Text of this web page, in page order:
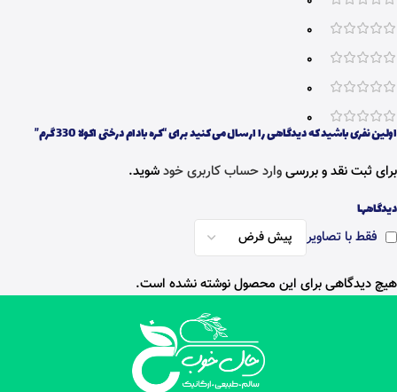
0
0
0
0
دیدگاهها
فقط با تصاویر
هیچ دیدگاهی برای این محصول نوشته نشده است.
اولین نفری باشید که دیدگاهی را ارسال می کنید برای “کره بادام درختی اکولا 330 گرم”
برای ثبت نقد و بررسیوارد حساب کاربری خودشوید.